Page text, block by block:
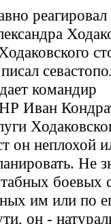
командир
Иван
он неплохой
Не
боевых
им или по
он -